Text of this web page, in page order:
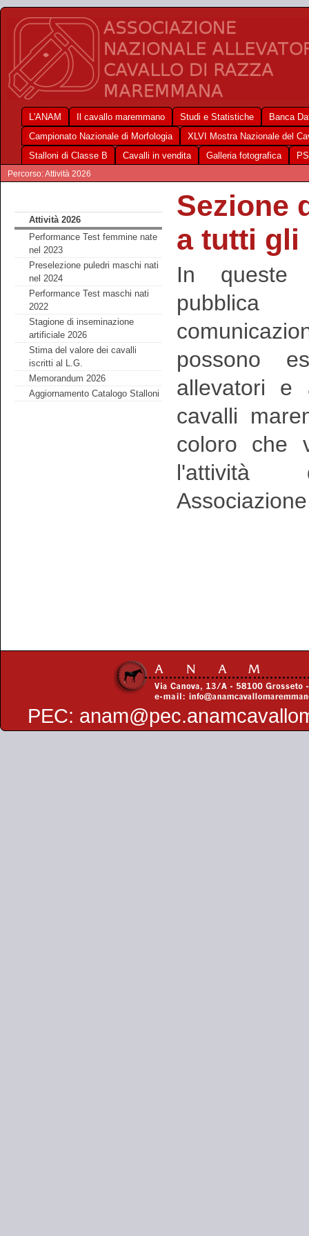
L'ANAM Il cavallo maremmano Studi e Statistiche
Banca
Campionato Nazionale di Morfologia
XLVI Mostra Nazionale del
Stalloni di Classe B
Cavalli in vendita Galleria fotografica
Percorso: Attività 2026
Attività 2026
Performance Test femmine nate
nel 2023
Preselezione puledri maschi nati
nel 2024
Performance Test maschi nati
2022
Stagione di inseminazione
artificiale 2026
Stima del valore dei cavalli
iscritti al L.G.
Memorandum 2026
Aggiornamento Catalogo Stalloni
Sezione
a tutti gli
In queste
possono
allevatori e
cavalli
coloro che
l'attività
PEC: